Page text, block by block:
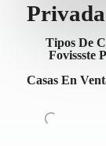
Tipos De
Fovissste
Casas En